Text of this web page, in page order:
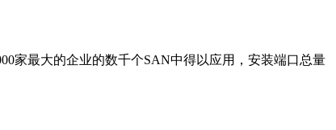
家最大的企业的数千个SAN中得以应用，安装端口总量